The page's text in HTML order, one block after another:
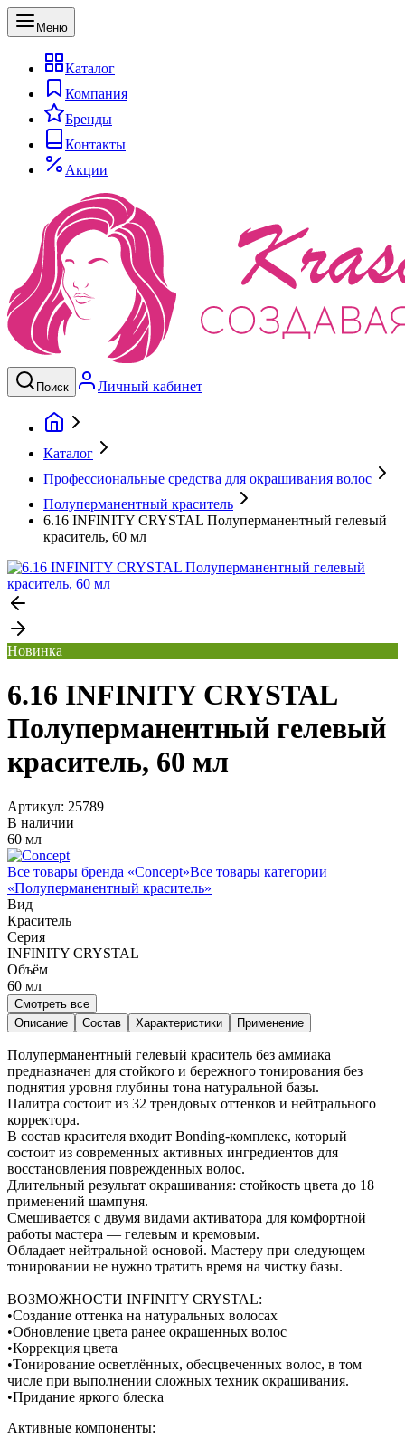
Меню
Каталог
Компания
Бренды
Контакты
Акции
Поиск Личный кабинет
Каталог
Профессиональные средства для окрашивания волос
Полуперманентный краситель
6.16 INFINITY CRYSTAL Полуперманентный гелевый
краситель, 60 мл
Новинка
6.16 INFINITY CRYSTAL
Полуперманентный гелевый
краситель, 60 мл
Артикул: 25789
В наличии
60 мл
Все товары бренда «Concept»Все товары категории
«Полуперманентный краситель»
Вид
Краситель
Серия
INFINITY CRYSTAL
Объём
60 мл
Смотреть все
Описание
Состав Характеристики Применение
Полуперманентный гелевый краситель без аммиака
предназначен для стойкого и бережного тонирования без
поднятия уровня глубины тона натуральной базы.
Палитра состоит из 32 трендовых оттенков и нейтрального
корректора.
В состав красителя входит Bonding-комплекс, который
состоит из современных активных ингредиентов для
восстановления поврежденных волос.
Длительный результат окрашивания: стойкость цвета до 18
применений шампуня.
Смешивается с двумя видами активатора для комфортной
работы мастера — гелевым и кремовым.
Обладает нейтральной основой. Мастеру при следующем
тонировании не нужно тратить время на чистку базы.
ВОЗМОЖНОСТИ INFINITY CRYSTAL:
•Создание оттенка на натуральных волосах
•Обновление цвета ранее окрашенных волос
•Коррекция цвета
•Тонирование осветлённых, обесцвеченных волос, в том
числе при выполнении сложных техник окрашивания.
•Придание яркого блеска
Активные компоненты: